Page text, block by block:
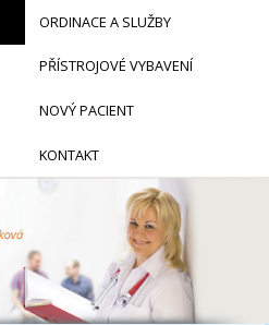
ORDINACE A SLUŽBY
PŘÍSTROJOVÉ VYBAVENÍ
NOVÝ PACIENT
KONTAKT